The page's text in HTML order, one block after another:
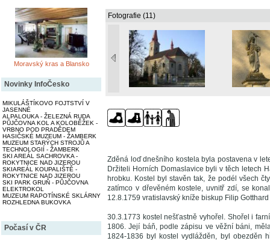
Moravský kras a Blansko
Novinky InfoČesko
MIKULÁŠTÍKOVO FOJTSTVÍ V
JASENNÉ
ALPALOUKA - ŽELEZNÁ RUDA
PŮJČOVNA KOL A KOLOBĚŽEK -
VRBNO POD PRADĚDEM
HASIČSKÉ MUZEUM - ŽAMBERK
MUZEUM STARÝCH STROJŮ A
TECHNOLOGIÍ - ŽAMBERK
SKI AREÁL SACHROVKA -
ROKYTNICE NAD JIZEROU
SKIAREÁL KOUPALIŠTĚ -
ROKYTNICE NAD JIZEROU
SKI PARK GRUŇ - PŮJČOVNA
ELEKTROKOL
MUZEUM RAPOTÍNSKÉ SKLÁRNY
ROZHLEDNA BUKOVKA
Počasí v ČR
Fotografie (11)
Zděná loď dnešního kostela byla postavena v
Držiteli Horních Domaslavice byli v těch letech
hrobku. Kostel byl stavěn tak, že podél všech
zatímco v dřevěném kostele, uvnitř zdí, se
12.8.1759 vratislavský kníže biskup Filip
30.3.1773 kostel nešťastně vyhořel. Shořel i
1806. Její báň, podle zápisu ve věžní báni,
1824-1836 byl kostel vydlážděn, byl obezděn